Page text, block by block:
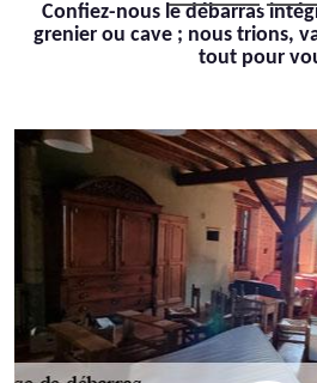
Confiez-nous le débarras
grenier ou cave ; nous trions,
tout pour